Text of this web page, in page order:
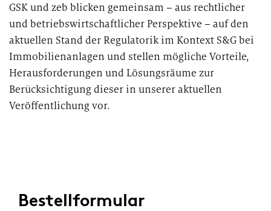
GSK und zeb blicken gemeinsam – aus rechtlicher
und betriebswirtschaftlicher Perspektive – auf den
aktuellen Stand der Regulatorik im Kontext S&G bei
Immobilienanlagen und stellen mögliche Vorteile,
Herausforderungen und Lösungsräume zur
Berücksichtigung dieser in unserer aktuellen
Veröffentlichung vor.
Bestellformular